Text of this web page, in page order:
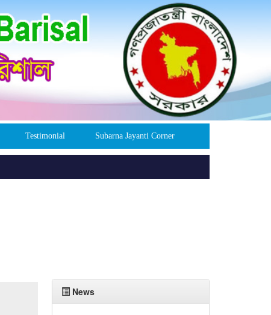
Testimonial Subarna Jayanti Corner
News